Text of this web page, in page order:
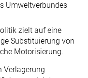
Umweltverbundes
zielt auf eine
Substituierung von
Motorisierung.
Verlagerung